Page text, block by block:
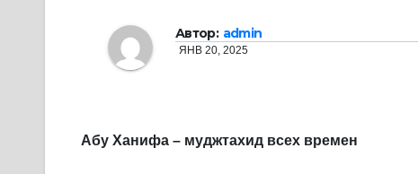
Автор: admin
ЯНВ 20, 2025
Абу Ханифа – муджтахид всех времен